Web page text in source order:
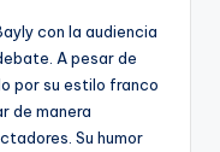
con la audiencia
A pesar de
por su estilo franco
de manera
Su humor